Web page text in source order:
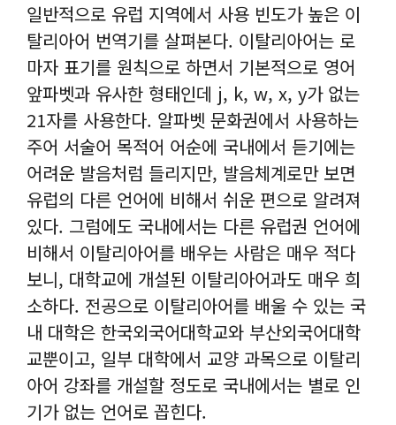
일반적으로 유럽 지역에서 사용 빈도가 높은 이
탈리아어 번역기를 살펴본다. 이탈리아어는 로
마자 표기를 원칙으로 하면서 기본적으로 영어
앞파벳과 유사한 형태인데 j, k, w, x, y가 없는
21자를 사용한다. 알파벳 문화권에서 사용하는
주어 서술어 목적어 어순에 국내에서 듣기에는
어려운 발음처럼 들리지만, 발음체계로만 보면
유럽의 다른 언어에 비해서 쉬운 편으로 알려져
있다. 그럼에도 국내에서는 다른 유럽권 언어에
비해서 이탈리아어를 배우는 사람은 매우 적다
보니, 대학교에 개설된 이탈리아어과도 매우 희
소하다. 전공으로 이탈리아어를 배울 수 있는 국
내 대학은 한국외국어대학교와 부산외국어대학
교뿐이고, 일부 대학에서 교양 과목으로 이탈리
아어 강좌를 개설할 정도로 국내에서는 별로 인
기가 없는 언어로 꼽힌다.